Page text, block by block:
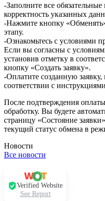
-Заполните все
корректность указанных
-Нажмите кнопку
этапу.
-Ознакомьтесь с условиями
Если вы согласны с
установив отметку в
кнопку «Создать заявку».
-Оплатите созданную
соответствии с
После подтверждения оплаты
обработку. Вы будете
страницу «Состояние
текущий статус обмена в
Новости
Все новости
Verified Website
See Report